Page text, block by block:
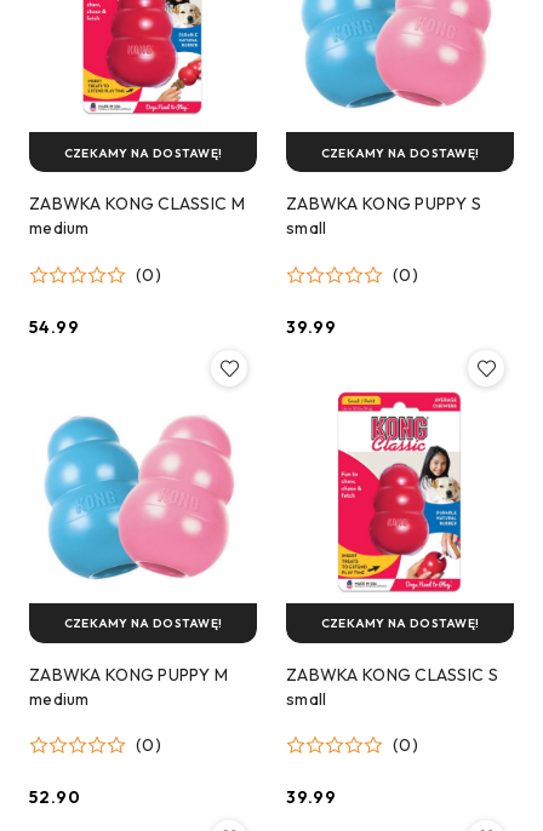
ZABWKA KONG CLASSIC M
medium
(0)
Cena:
54.99
CZEKAMY NA DOSTAWĘ!
ZABWKA KONG PUPPY S
small
(0)
Cena:
39.99
CZEKAMY NA DOSTAWĘ!
ZABWKA KONG PUPPY M
medium
(0)
Cena:
52.90
CZEKAMY NA DOSTAWĘ!
ZABWKA KONG CLASSIC S
small
(0)
Cena:
39.99
CZEKAMY NA DOSTAWĘ!